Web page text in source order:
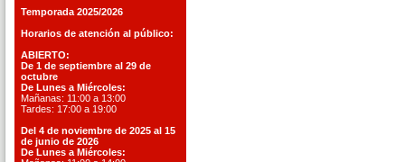
Temporada 2025/2026
Horarios de atención al público:
ABIERTO:
De 1 de septiembre al 29 de
octubre
De Lunes a Miércoles:
Mañanas: 11:00 a 13:00
Tardes: 17:00 a 19:00
Del 4 de noviembre de 2025 al 15
de junio de 2026
De Lunes a Miércoles: